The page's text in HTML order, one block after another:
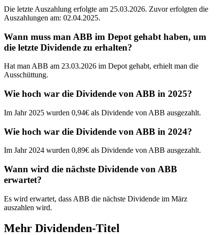
Die letzte Auszahlung erfolgte am 25.03.2026. Zuvor erfolgten die
Auszahlungen am: 02.04.2025.
Wann muss man ABB im Depot gehabt haben, um
die letzte Dividende zu erhalten?
Hat man ABB am 23.03.2026 im Depot gehabt, erhielt man die
Ausschüttung.
Wie hoch war die Dividende von ABB in 2025?
Im Jahr 2025 wurden 0,94€ als Dividende von ABB ausgezahlt.
Wie hoch war die Dividende von ABB in 2024?
Im Jahr 2024 wurden 0,89€ als Dividende von ABB ausgezahlt.
Wann wird die nächste Dividende von ABB
erwartet?
Es wird erwartet, dass ABB die nächste Dividende im März
auszahlen wird.
Mehr Dividenden-Titel